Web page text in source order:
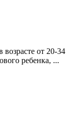
от 20-34
ребенка, ...